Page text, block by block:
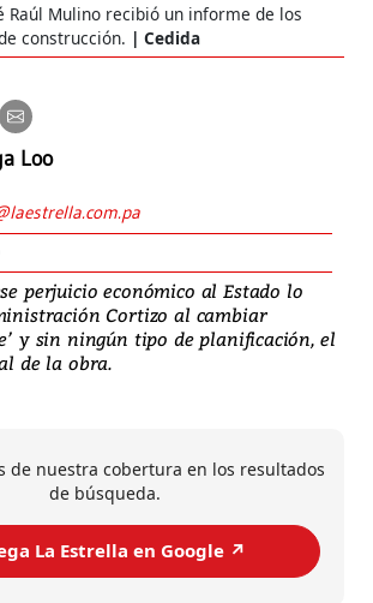
Raúl Mulino recibió un informe de los
construcción.
Cedida
Loo
perjuicio económico al Estado lo
Cortizo al cambiar
y sin ningún tipo de planificación, el
de la obra.
de nuestra cobertura en los resultados
de búsqueda.
La Estrella en Google ↗️